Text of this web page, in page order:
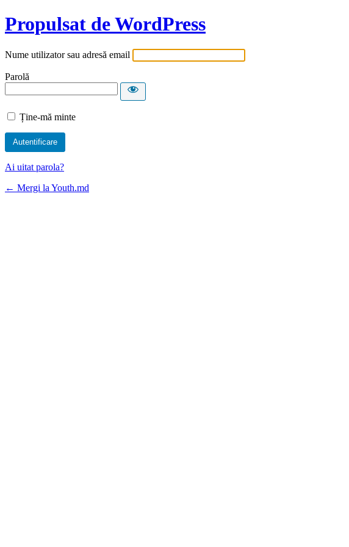
Propulsat de WordPress
Nume utilizator sau adresă email
Parolă
Ține-mă minte
Ai uitat parola?
← Mergi la Youth.md